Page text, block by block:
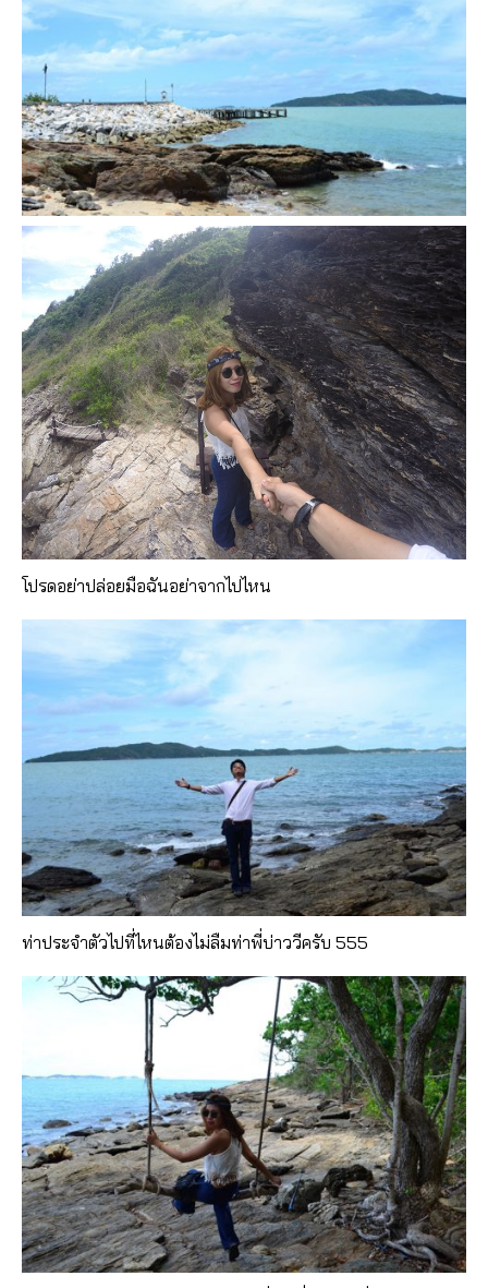
โปรดอย่าปล่อยมือฉันอย่าจากไปไหน
ท่าประจำตัวไปที่ไหนต้องไม่ลืมท่าพี่บ่าววีครับ 555